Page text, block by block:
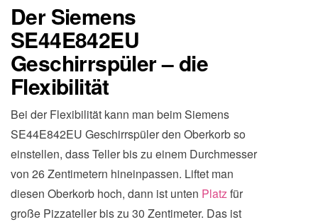
Der Siemens
SE44E842EU
Geschirrspüler – die
Flexibilität
Bei der Flexibilität kann man beim Siemens
SE44E842EU Geschirrspüler den Oberkorb so
einstellen, dass Teller bis zu einem Durchmesser
von 26 Zentimetern hineinpassen. Liftet man
diesen Oberkorb hoch, dann ist unten Platzfür
große Pizzateller bis zu 30 Zentimeter. Das ist